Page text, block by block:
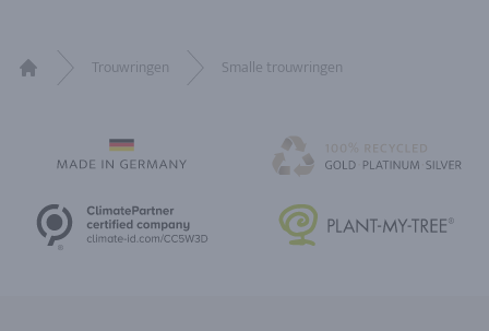
Trouwringen Smalle trouwringen